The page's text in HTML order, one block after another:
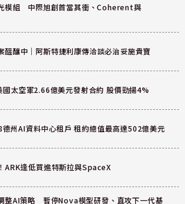
模組 中際旭創首當其衝、Coherent與
醞釀中｜阿斯特捷利康傳洽談必治妥施貴寶
太空軍2.66億美元發射合約 股價勁揚4%
州AI資料中心租戶 租約總值最高達502億美元
ARK逢低買進特斯拉與SpaceX
整AI策略 暫停Nova模型研發、直攻下一代基